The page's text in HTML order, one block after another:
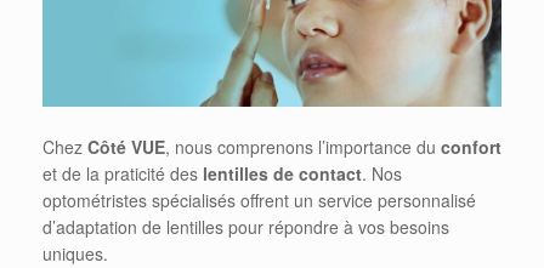
Chez Côté VUE, nous comprenons l’importance du confort
et de la praticité des lentilles de contact. Nos
optométristes spécialisés offrent un service personnalisé
d’adaptation de lentilles pour répondre à vos besoins
uniques.